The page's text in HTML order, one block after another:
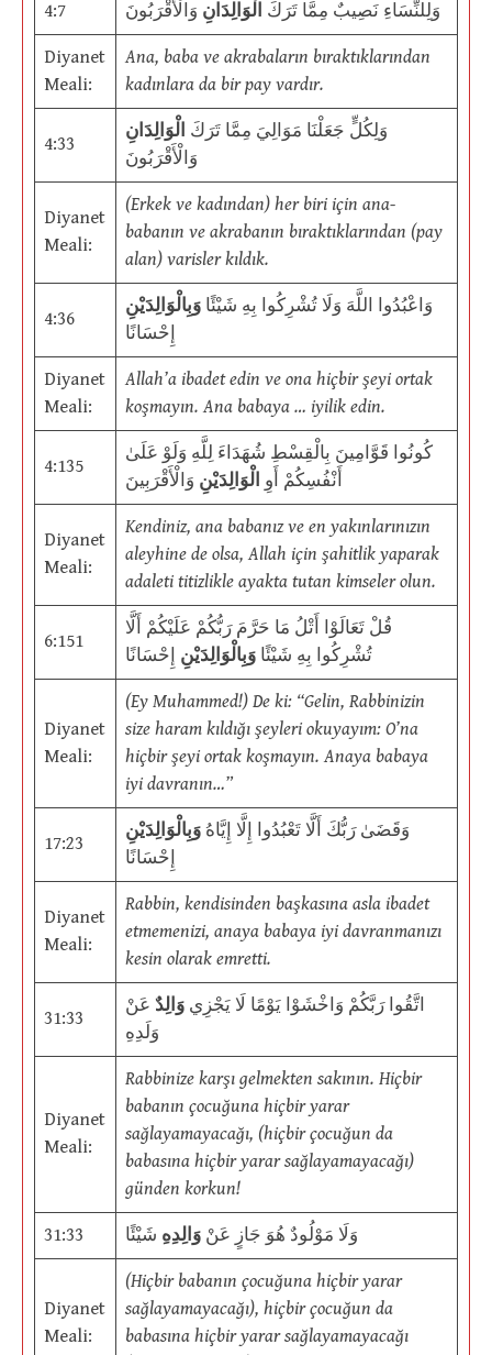
4:7 وَلِلنِّسَاءِ نَصِيبٌ مِمَّا تَرَكَ الْوَالِدَانِ وَالْأَقْرَبُونَ
Diyanet
Meali:
Ana, baba ve akrabaların bıraktıklarından
kadınlara da bir pay vardır.
4:33
وَلِكُلٍّ جَعَلْنَا مَوَالِيَ مِمَّا تَرَكَ الْوَالِدَانِ
وَالْأَقْرَبُونَ
Diyanet
Meali:
(Erkek ve kadından) her biri için ana-
babanın ve akrabanın bıraktıklarından (pay
alan) varisler kıldık.
4:36
وَاعْبُدُوا اللَّهَ وَلَا تُشْرِكُوا بِهِ شَيْئًا وَبِالْوَالِدَيْنِ
إِحْسَانًا
Diyanet
Meali:
Allah’a ibadet edin ve ona hiçbir şeyi ortak
koşmayın. Ana babaya … iyilik edin.
4:135
كُونُوا قَوَّامِينَ بِالْقِسْطِ شُهَدَاءَ لِلَّهِ وَلَوْ عَلَىٰ
أَنْفُسِكُمْ أَوِ الْوَالِدَيْنِ وَالْأَقْرَبِينَ
Diyanet
Meali:
Kendiniz, ana babanız ve en yakınlarınızın
aleyhine de olsa, Allah için şahitlik yaparak
adaleti titizlikle ayakta tutan kimseler olun.
6:151
قُلْ تَعَالَوْا أَتْلُ مَا حَرَّمَ رَبُّكُمْ عَلَيْكُمْ أَلَّا
تُشْرِكُوا بِهِ شَيْئًا وَبِالْوَالِدَيْنِ إِحْسَانًا
Diyanet
Meali:
(Ey Muhammed!) De ki: “Gelin, Rabbinizin
size haram kıldığı şeyleri okuyayım: O’na
hiçbir şeyi ortak koşmayın. Anaya babaya
iyi davranın…”
17:23
وَقَضَىٰ رَبُّكَ أَلَّا تَعْبُدُوا إِلَّا إِيَّاهُ وَبِالْوَالِدَيْنِ
إِحْسَانًا
Diyanet
Meali:
Rabbin, kendisinden başkasına asla ibadet
etmemenizi, anaya babaya iyi davranmanızı
kesin olarak emretti.
31:33
اتَّقُوا رَبَّكُمْ وَاخْشَوْا يَوْمًا لَا يَجْزِي وَالِدٌعَنْ
وَلَدِهِ
Diyanet
Meali:
Rabbinize karşı gelmekten sakının. Hiçbir
babanın çocuğuna hiçbir yarar
sağlayamayacağı, (hiçbir çocuğun da
babasına hiçbir yarar sağlayamayacağı)
günden korkun!
31:33 وَلَا مَوْلُودٌ هُوَ جَازٍ عَنْ وَالِدِهِ شَيْئًا
Diyanet
Meali:
(Hiçbir babanın çocuğuna hiçbir yarar
sağlayamayacağı), hiçbir çocuğun da
babasına hiçbir yarar sağlayamayacağı